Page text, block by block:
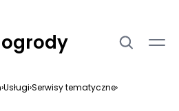
›Usługi›Serwisy tematyczne›